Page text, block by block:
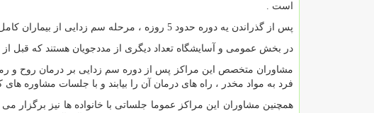
است .
پس از گذراندن یه دوره حدود 5 روزه ، مرحله سم زدایی از بیماران کامل می شود و فرد مدد جو به بخش عمومی انتقال می بابد.
در بخش عمومی و آسایشگاه تعداد دیگری از مددجویان هستند که قبل
مشاوران متخصص این مراکز پس از دوره سم زدایی بر درمان روح و
فرد به مواد مخدر ، راه های درمان آن را بیابند و با جلسات مشاوره های
همچنین مشاوران این مراکز عموما جلساتی با خانواده ها نیز